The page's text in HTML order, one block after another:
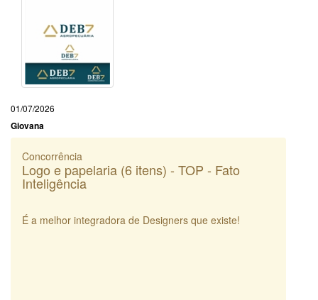
01/07/2026
Giovana
Concorrência
Logo e papelaria (6 itens) - TOP - Fato
Inteligência
É a melhor integradora de Designers que existe!